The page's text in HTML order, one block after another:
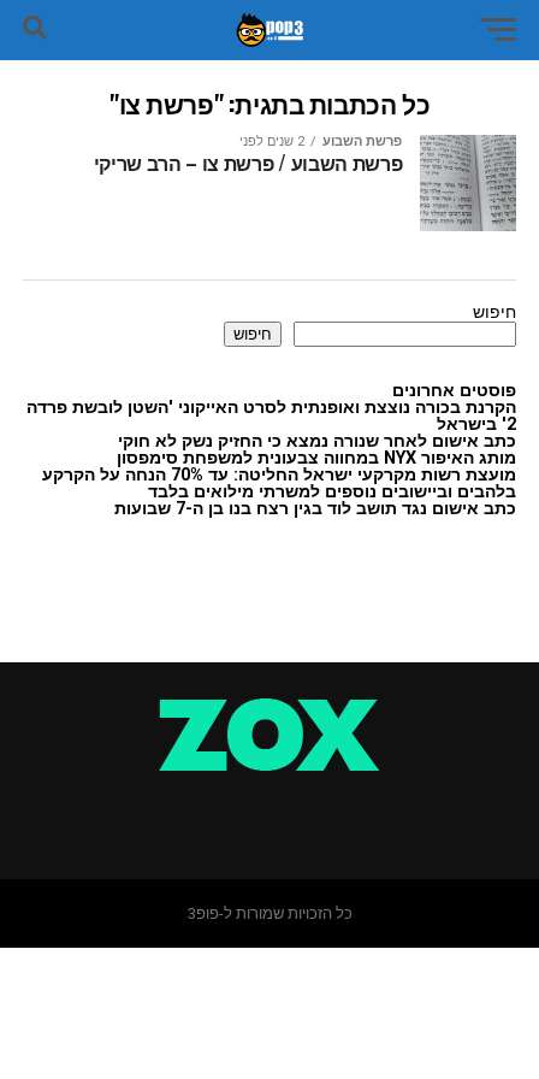
כל הכתבות בתגית: "פרשת צו"
פרשת השבוע 2 שנים לפני
פרשת השבוע / פרשת צו – הרב שריקי
חיפוש
חיפוש
פוסטים אחרונים
הקרנת בכורה נוצצת ואופנתית לסרט האייקוני 'השטן לובשת פרדה
2' בישראל
כתב אישום לאחר שנורה נמצא כי החזיק נשק לא חוקי
מותג האיפור NYX במחווה צבעונית למשפחת סימפסון
מועצת רשות מקרקעי ישראל החליטה: עד 70% הנחה על הקרקע
בלהבים וביישובים נוספים למשרתי מילואים בלבד
כתב אישום נגד תושב לוד בגין רצח בנו בן ה-7 שבועות
כל הזכויות שמורות ל-פופ3